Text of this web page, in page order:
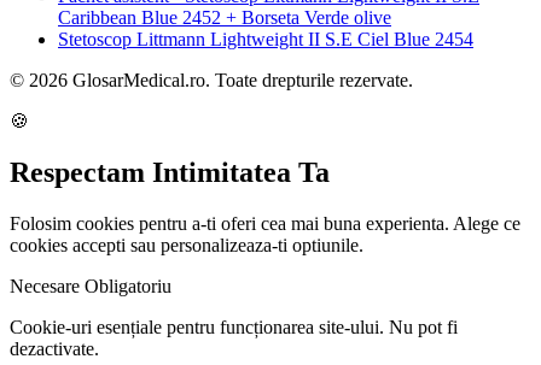
Caribbean Blue 2452 + Borseta Verde olive
Stetoscop Littmann Lightweight II S.E Ciel Blue 2454
© 2026 GlosarMedical.ro. Toate drepturile rezervate.
🍪
Respectam Intimitatea Ta
Folosim cookies pentru a-ti oferi cea mai buna experienta. Alege ce
cookies accepti sau personalizeaza-ti optiunile.
Necesare Obligatoriu
Cookie-uri esențiale pentru funcționarea site-ului. Nu pot fi
dezactivate.